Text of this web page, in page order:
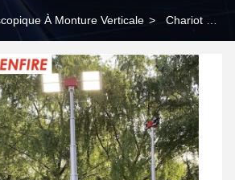
À Monture Verticale > Chariot de